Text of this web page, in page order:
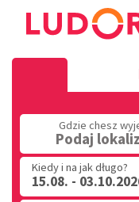
Gdzie chesz
Podaj
Kiedy i na jak długo?
15.08. -